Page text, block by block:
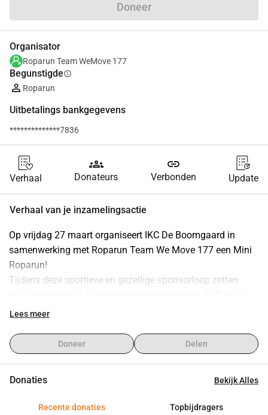
Doneer
Organisator
Roparun Team WeMove 177
Begunstigdeinfo
Roparun
Uitbetalings bankgegevens
**************7836
Verhaal
groups
Donateurs
link
Verbonden Update
Verhaal van je inzamelingsactie
Op vrijdag 27 maart organiseert IKC De Boomgaard in
samenwerking met Roparun Team We Move 177 een Mini
Roparun!
Tijdens deze sportieve en gezellige sponsorloop zetten
De Roparun is een estafetteloop van meer dan 500
palliatieve zorg voor mensen met kanker.
Met de opbrengst worden onder andere inloophuizen
of bijzondere uitjes verzorgd voor zieke kinderen en
Lees meer
Doneer Delen
Donaties Bekijk Alles
Recente donaties Topbijdragers